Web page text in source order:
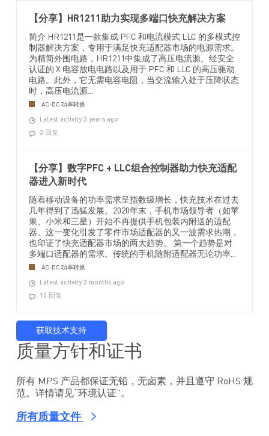
【分享】HR1211助力实现多端口快充解决方案
简介 HR1211是一款集成 PFC 和电流模式 LLC 的多模式控
制器解决方案，专用于满足快充适配器市场的电源需求。
为精简外围电路，HR1211中集成了高压电流源、经安全
认证的 X 电容放电电路以及用于 PFC 和 LLC 的高压驱动
电路。此外，它无需电容电阻，当交流输入处于压降状态
时，高压电流源...
AC-DC 功率转换
Latest activity 3 years ago
3 回复
【分享】数字PFC + LLC组合控制器助力快充适配
器进入新时代
随着移动设备的功率需求呈指数级增长，快充技术在过去
几年得到了迅猛发展。2020年末，手机市场领导者（如苹
果、小米和三星）开始不再提供手机包装内附送的适配
器。这一变化引发了零件市场适配器的又一波需求热潮，
也印证了快充适配器市场的两大趋势。 第一个趋势是对
多端口适配器的需求。传统的手机随附适配器无论功率...
AC-DC 功率转换
Latest activity 3 months ago
10 回复
获取技术支持
质量方针和证书
所有 MPS 产品都保证无铅，无卤素，并且遵守 RoHS 规
范。详情请见“环境认证”。
所有质量文件